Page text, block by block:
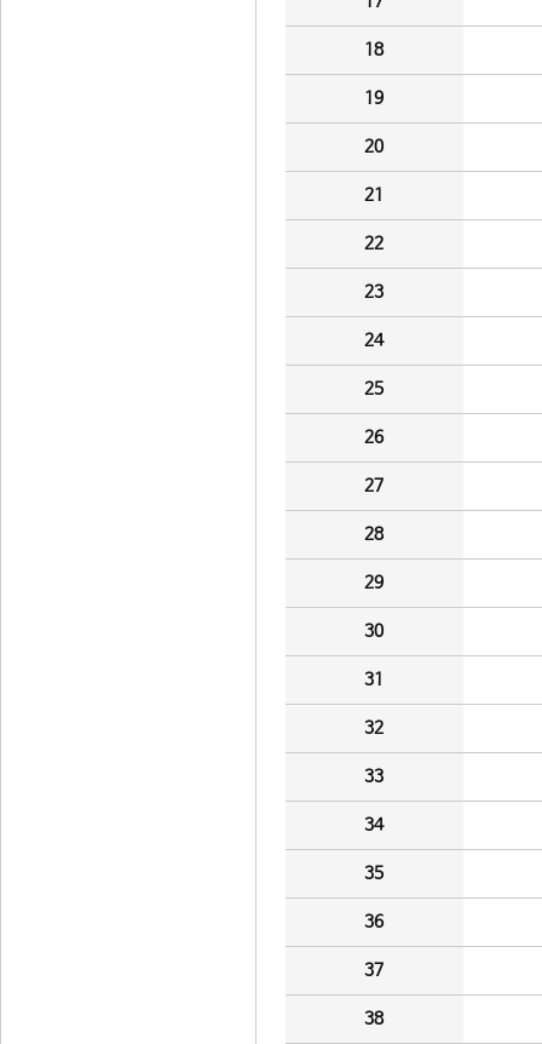
18
19
20
21
22
23
24
25
26
27
28
29
30
31
32
33
34
35
36
37
38